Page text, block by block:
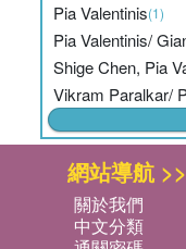
Pia Valentinis(1)
Pia Valentinis/
Shige Chen, Pia
Vikram Paralkar/
網站導航 >>
關於我們
中文分類